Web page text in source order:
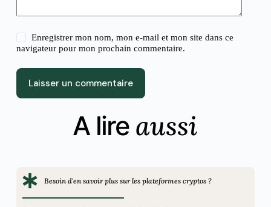
Enregistrer mon nom, mon e-mail et mon site dans ce
navigateur pour mon prochain commentaire.
Laisser un commentaire
A lire aussi
Besoin d'en savoir plus sur les plateformes cryptos ?